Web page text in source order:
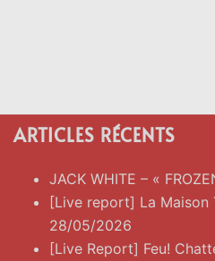
ARTICLES RÉCENTS
JACK WHITE – «
[Live report] La Maison
28/05/2026
[Live Report] Feu!